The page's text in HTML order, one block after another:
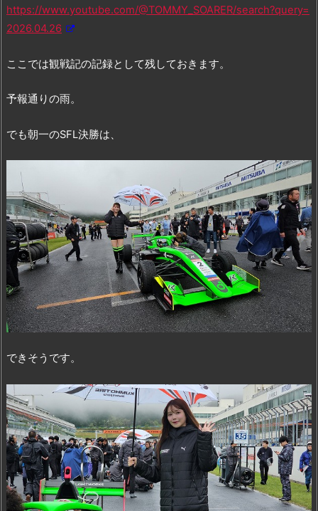
https://www.youtube.com/@TOMMY_SOARER/search?query=
2026.04.26
ここでは観戦記の記録として残しておきます。
予報通りの雨。
でも朝一のSFL決勝は、
できそうです。